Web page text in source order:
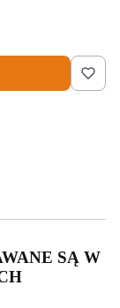
SĄ W